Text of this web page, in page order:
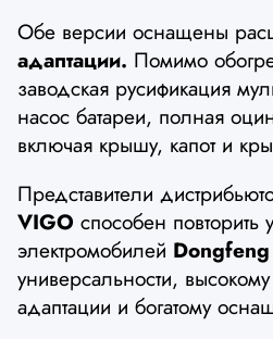
Обе версии оснащены
адаптации. Помимо
заводская русификация
насос батареи, полная
включая крышу, капот и
Представители
VIGO способен
электромобилей Dongfeng
универсальности,
адаптации и богатому